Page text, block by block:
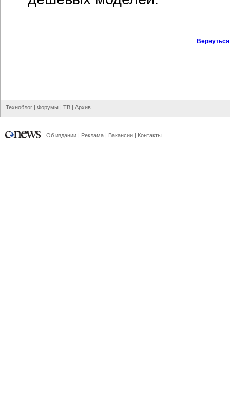
Техноблог | Форумы | ТВ | Архив
Об издании | Реклама | Вакансии | Контакты